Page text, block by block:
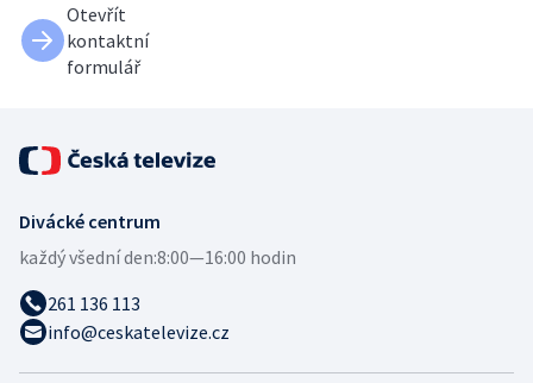
Otevřít
kontaktní
formulář
Divácké centrum
každý všední den:8:00—16:00 hodin
261 136 113
info@ceskatelevize.cz